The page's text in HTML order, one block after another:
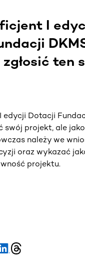
I
ten
edycji Dotacji
swój projekt, ale
należy we
oraz wykazać
projektu.